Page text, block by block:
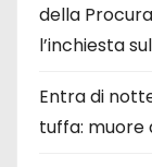
della
l’inchiesta
Entra di
tuffa: muore